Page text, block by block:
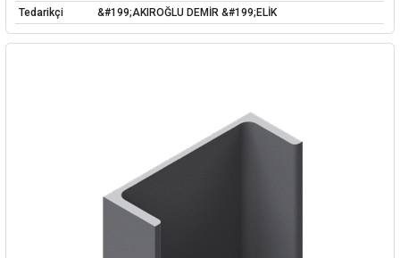
Tedarikçi
&#199;AKIROĞLU DEMİR &#199;ELİK